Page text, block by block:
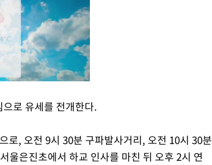
로 유세를 전개한다.
로, 오전 9시 30분 구파발사거리, 오전 10시 30분
울은진초에서 하교 인사를 마친 뒤 오후 2시 연